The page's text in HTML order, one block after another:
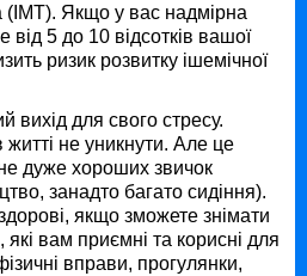
(ІМТ). Якщо у вас надмірна
від 5 до 10 відсотків вашої
ризик розвитку ішемічної
вихід для свого стресу.
житті не уникнути. Але це
дуже хороших звичок
занадто багато сидіння).
якщо зможете знімати
вам приємні та корисні для
вправи, прогулянки,